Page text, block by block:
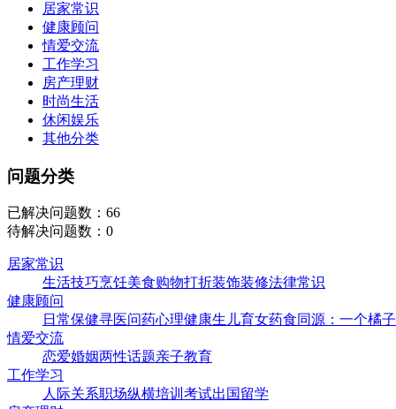
居家常识
健康顾问
情爱交流
工作学习
房产理财
时尚生活
休闲娱乐
其他分类
问题分类
已解决问题数：66
待解决问题数：0
居家常识
生活技巧烹饪美食购物打折装饰装修法律常识
健康顾问
日常保健寻医问药心理健康生儿育女药食同源：一个橘
情爱交流
恋爱婚姻两性话题亲子教育
工作学习
人际关系职场纵横培训考试出国留学